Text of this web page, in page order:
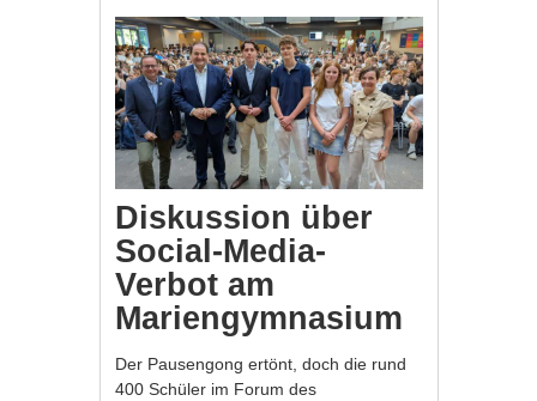
Diskussion über
Social-Media-
Verbot am
Mariengymnasium
Der Pausengong ertönt, doch die rund
400 Schüler im Forum des